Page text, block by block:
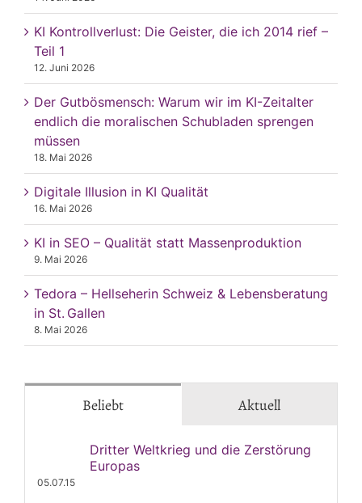
KI Kontrollverlust: Die Geister, die ich 2014 rief –
Teil 1
12. Juni 2026
Der Gutbösmensch: Warum wir im KI-Zeitalter
endlich die moralischen Schubladen sprengen
müssen
18. Mai 2026
Digitale Illusion in KI Qualität
16. Mai 2026
KI in SEO – Qualität statt Massenproduktion
9. Mai 2026
Tedora – Hellseherin Schweiz & Lebensberatung
in St. Gallen
8. Mai 2026
Beliebt Aktuell
Dritter Weltkrieg und die Zerstörung
Europas
05.07.15